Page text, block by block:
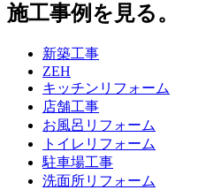
施工事例を見る。
新築工事
ZEH
キッチンリフォーム
店舗工事
お風呂リフォーム
トイレリフォーム
駐車場工事
洗面所リフォーム